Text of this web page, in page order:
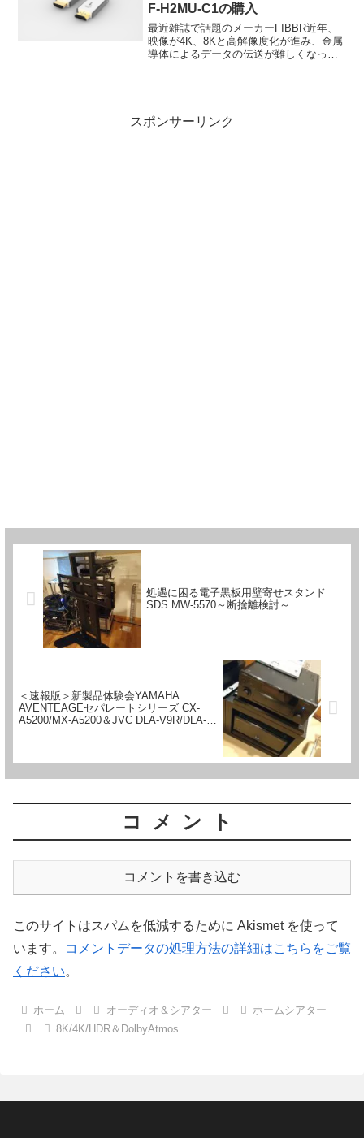
F-H2MU-C1の購入
最近雑誌で話題のメーカーFIBBR近年、
映像が4K、8Kと高解像度化が進み、金属
導体によるデータの伝送が難しくなって
スポンサーリンク
処遇に困る電子黒板用壁寄せスタンド
SDS MW-5570～断捨離検討～
＜速報版＞新製品体験会YAMAHA
AVENTEAGEセパレートシリーズ CX-
A5200/MX-A5200＆JVC DLA-V9R/DLA-
コメント
コメントを書き込む
このサイトはスパムを低減するために Akismet を使って
います。
コメントデータの処理方法の詳細はこちらをご覧
ください。
ホーム オーディオ＆シアター
ホームシアター
8K/4K/HDR＆DolbyAtmos